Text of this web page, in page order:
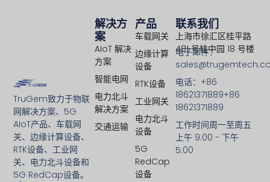
TruGem致力于物联
网解决方案、5G
AIoT产品、车载网
关、边缘计算设备、
RTK设备、工业网
关、电力北斗设备和
5G RedCap设备。
产品
车载网关
边缘计算
设备
RTK设备
工业网关
电力北斗
设备
5G
RedCap
设备
解决方
案
AIoT 解决
方案
智能电网
电力北斗
解决方案
交通运输
联系我们
上海市徐汇区桂平路
481 号桂中园 18 号楼
电子邮件：
电话：+86
18621371889+86
18621371889
工作时间周一至周五
上午 9:00 - 下午
5:00